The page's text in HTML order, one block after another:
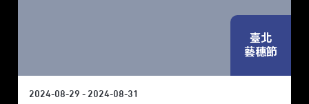
臺北
藝穗節
2024-08-29 - 2024-08-31